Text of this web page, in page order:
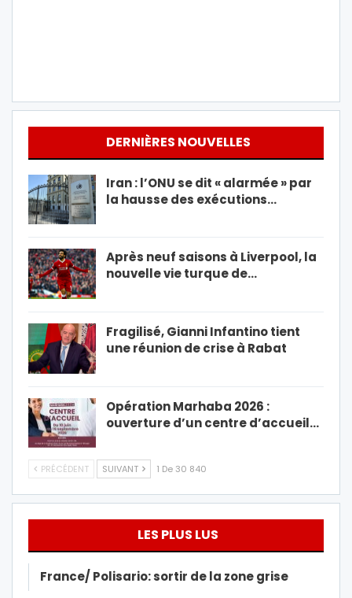
DERNIÈRES NOUVELLES
Iran : l’ONU se dit « alarmée » par
la hausse des exécutions…
Après neuf saisons à Liverpool, la
nouvelle vie turque de…
Fragilisé, Gianni Infantino tient
une réunion de crise à Rabat
Opération Marhaba 2026 :
ouverture d’un centre d’accueil…
PRÉCÉDENT SUIVANT 1 De 30 840
LES PLUS LUS
France/ Polisario: sortir de la zone grise